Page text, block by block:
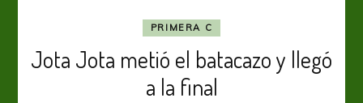
PRIMERA C
Jota Jota metió el batacazo y llegó
a la final